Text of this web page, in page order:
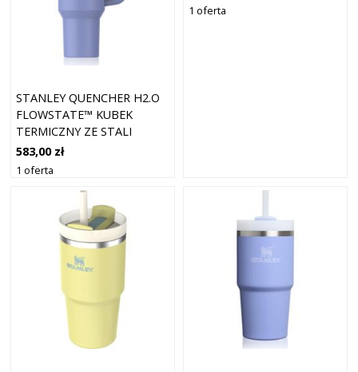
STANLEY QUENCHER H2.O
FLOWSTATE™ KUBEK
TERMICZNY ZE STALI
NIERDZEWNEJ ZE SŁOMKĄ
HORTENSJA 1180 ML
583,00 zł
1 oferta
1 oferta